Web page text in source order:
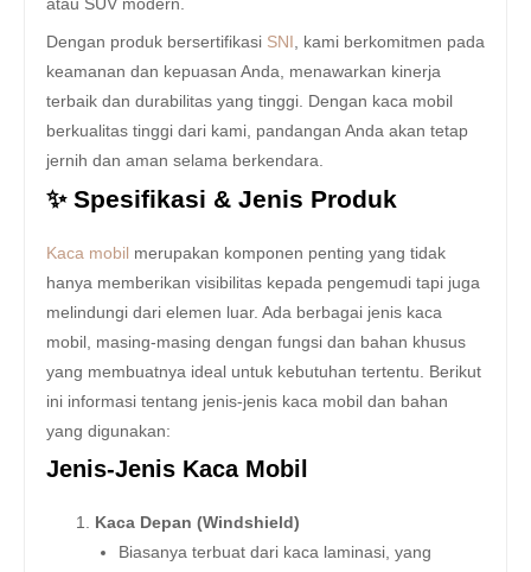
atau SUV modern.
Dengan produk bersertifikasi SNI
, kami berkomitmen pada
keamanan dan kepuasan Anda, menawarkan kinerja
terbaik dan durabilitas yang tinggi. Dengan kaca mobil
berkualitas tinggi dari kami, pandangan Anda akan tetap
jernih dan aman selama berkendara.
✨ Spesifikasi & Jenis Produk
Kaca mobil merupakan komponen penting yang tidak
hanya memberikan visibilitas kepada pengemudi tapi juga
melindungi dari elemen luar. Ada berbagai jenis kaca
mobil, masing-masing dengan fungsi dan bahan khusus
yang membuatnya ideal untuk kebutuhan tertentu. Berikut
ini informasi tentang jenis-jenis kaca mobil dan bahan
yang digunakan:
Jenis-Jenis Kaca Mobil
Kaca Depan (Windshield)
Biasanya terbuat dari kaca laminasi, yang